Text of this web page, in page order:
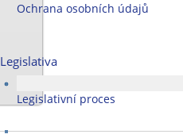
Ochrana osobních údajů
Legislativa
Legislativní proces